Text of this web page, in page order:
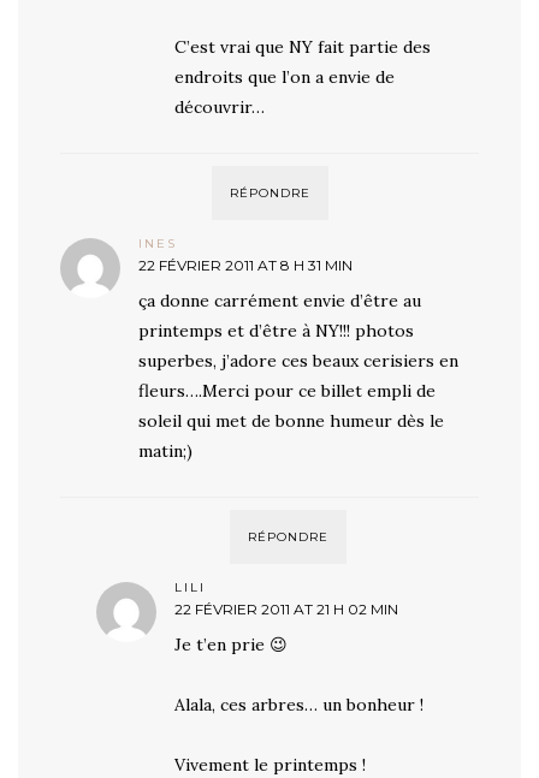
C’est vrai que NY fait partie des
endroits que l’on a envie de
découvrir…
RÉPONDRE
INES
22 FÉVRIER 2011 AT 8 H 31 MIN
ça donne carrément envie d’être au
printemps et d’être à NY!!! photos
superbes, j’adore ces beaux cerisiers en
fleurs….Merci pour ce billet empli de
soleil qui met de bonne humeur dès le
matin;)
RÉPONDRE
LILI
22 FÉVRIER 2011 AT 21 H 02 MIN
Je t’en prie 😉
Alala, ces arbres… un bonheur !
Vivement le printemps !